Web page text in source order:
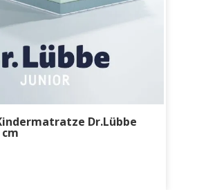
Dr.Lübbe
cm